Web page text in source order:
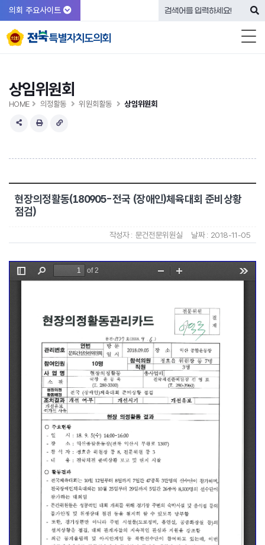
의회 주요사이트
상임위원회
HOME 의정활동 위원회활동 상임위원회
현장의정활동(180905-전국 (장애인)체육대회 준비상황
점검)
작성자 : 문건전문위원실 날짜 : 2018-11-05